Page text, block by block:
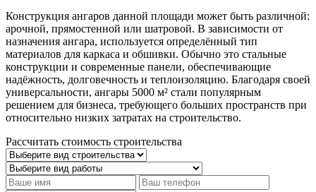
Конструкция ангаров данной площади может быть различной:
арочной, прямостенной или шатровой. В зависимости от
назначения ангара, используется определённый тип
материалов для каркаса и обшивки. Обычно это стальные
конструкции и современные панели, обеспечивающие
надёжность, долговечность и теплоизоляцию. Благодаря своей
универсальности, ангары 5000 м² стали популярным
решением для бизнеса, требующего больших пространств при
относительно низких затратах на строительство.
Рассчитать стоимость строительства